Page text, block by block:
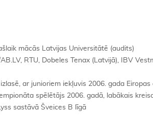
mācās Latvijas Universitātē (audits)
RTU, Dobeles Tenax (Latvijā), IBV
ar junioriem iekļuvis 2006. gada
spēlētājs 2006. gadā, labākais
sastāvā Šveices B līgā